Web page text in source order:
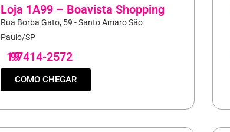
Loja 1A99 – Boavista Shopping
Rua Borba Gato, 59 - Santo Amaro São
Paulo/SP
19
97414-2572
COMO CHEGAR